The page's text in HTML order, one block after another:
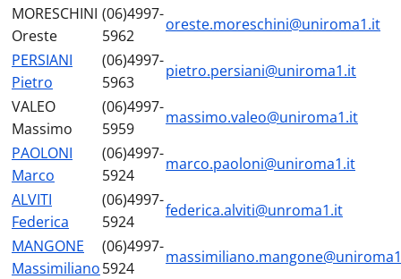
MORESCHINI
Oreste
(06)4997-
5962
oreste.moreschini@uniroma1.it
PERSIANI
Pietro
(06)4997-
5963
pietro.persiani@uniroma1.it
VALEO
Massimo
(06)4997-
5959
massimo.valeo@uniroma1.it
PAOLONI
Marco
(06)4997-
5924
marco.paoloni@uniroma1.it
ALVITI
Federica
(06)4997-
5924
federica.alviti@unroma1.it
MANGONE
Massimiliano
(06)4997-
5924